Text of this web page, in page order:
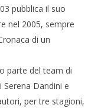
pubblica il suo
nel 2005, sempre
di un
parte del team di
Serena Dandini e
per tre stagioni,